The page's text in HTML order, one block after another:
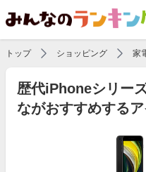
トップ ショッピング 家
歴代iPhoneシリー
ながおすすめする